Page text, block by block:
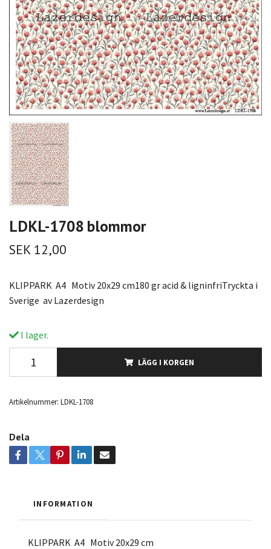
LDKL-1708 blommor
SEK 12,00
KLIPPARK A4 Motiv 20x29 cm180 gr acid & ligninfriTryckta i
Sverige av Lazerdesign
I lager.
LÄGG I KORGEN
Artikelnummer: LDKL-1708
Dela
INFORMATION
KLIPPARK A4 Motiv 20x29 cm